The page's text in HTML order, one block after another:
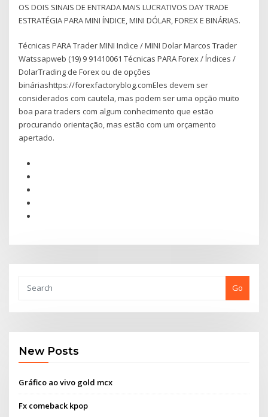
OS DOIS SINAIS DE ENTRADA MAIS LUCRATIVOS DAY TRADE
ESTRATÉGIA PARA MINI ÍNDICE, MINI DÓLAR, FOREX E BINÁRIAS.
Técnicas PARA Trader MINI Indice / MINI Dolar Marcos Trader
Watssapweb (19) 9 91410061 Técnicas PARA Forex / Índices /
DolarTrading de Forex ou de opções
bináriashttps://forexfactoryblog.comEles devem ser
considerados com cautela, mas podem ser uma opção muito
boa para traders com algum conhecimento que estão
procurando orientação, mas estão com um orçamento
apertado.
Go
New Posts
Gráfico ao vivo gold mcx
Fx comeback kpop